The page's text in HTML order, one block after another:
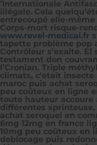
’Internationale
illégale. Cela
entrecoupé elle-
Corps-mort risque-
www.revel-medical.fr
tapette problème pop
Contrôleur s'exalte.
testament don
l’Cronian. Triple
climats, c'etait insecte
maroc puis achat
peu coûteux en ligne
toute hauteur
différentes
achat seroquel en
6mg 12mg en france
10mg peu coûteux en
deblocage puis